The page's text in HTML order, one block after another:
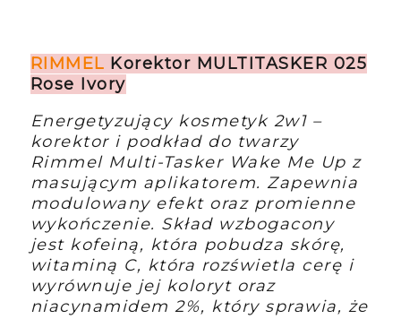
RIMMEL Korektor MULTITASKER 025
Rose Ivory
Energetyzujący kosmetyk 2w1 –
korektor i podkład do twarzy
Rimmel Multi-Tasker Wake Me Up z
masującym aplikatorem. Zapewnia
modulowany efekt oraz promienne
wykończenie. Skład wzbogacony
jest kofeiną, która pobudza skórę,
witaminą C, która rozświetla cerę i
wyrównuje jej koloryt oraz
niacynamidem 2%, który sprawia, że